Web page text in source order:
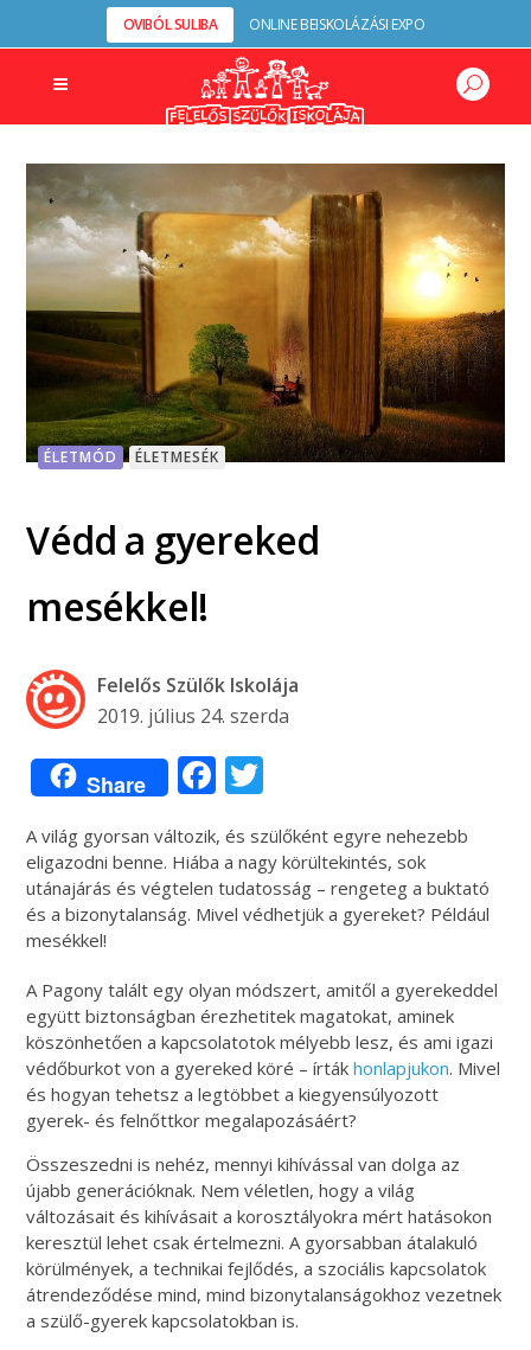
OVIBÓL SULIBA ONLINE BEISKOLÁZÁSI EXPO
ÉLETMÓD ÉLETMESÉK
Védd a gyereked
mesékkel!
Felelős Szülők Iskolája
2019. július 24. szerda
Share Facebook
A világ gyorsan változik, és szülőként egyre nehezebb
eligazodni benne. Hiába a nagy körültekintés, sok
utánajárás és végtelen tudatosság – rengeteg a buktató
és a bizonytalanság. Mivel védhetjük a gyereket? Például
mesékkel!
A Pagony talált egy olyan módszert, amitől a gyerekeddel
együtt biztonságban érezhetitek magatokat, aminek
köszönhetően a kapcsolatotok mélyebb lesz, és ami igazi
védőburkot von a gyereked köré – írtákhonlapjukon. Mivel
és hogyan tehetsz a legtöbbet a kiegyensúlyozott
gyerek- és felnőttkor megalapozásáért?
Összeszedni is nehéz, mennyi kihívással van dolga az
újabb generációknak. Nem véletlen, hogy a világ
változásait és kihívásait a korosztályokra mért hatásokon
keresztül lehet csak értelmezni. A gyorsabban átalakuló
körülmények, a technikai fejlődés, a szociális kapcsolatok
átrendeződése mind, mind bizonytalanságokhoz vezetnek
a szülő-gyerek kapcsolatokban is.